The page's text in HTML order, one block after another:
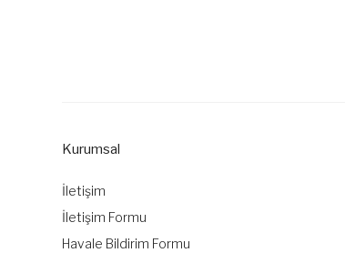
Ürün bilgilerinde hatalar bulunuyor.
Bu ürüne benzer farklı alternatifler olmalı.
Kurumsal
İletişim
İletişim Formu
Havale Bildirim Formu